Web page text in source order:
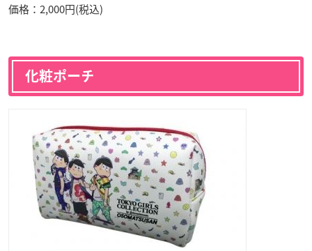
価格：2,000円(税込)
化粧ポーチ